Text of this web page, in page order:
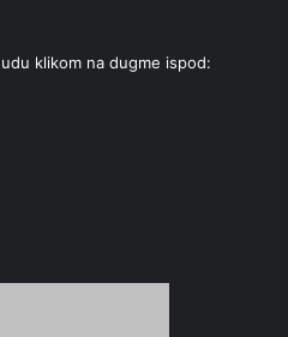
klikom na dugme ispod: